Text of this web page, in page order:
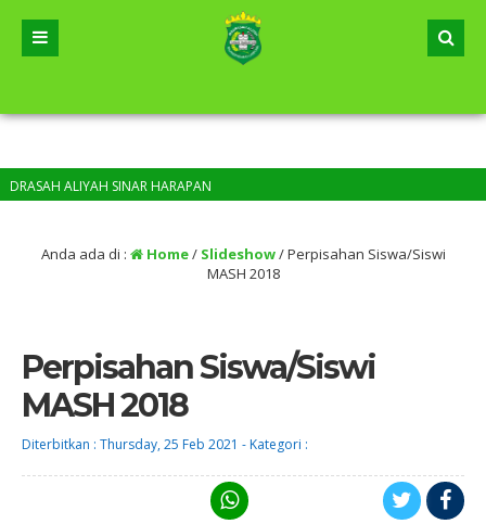
ALIYAH SINAR HARAPAN
Anda ada di : Home/ Slideshow/Perpisahan Siswa/Siswi
MASH 2018
Perpisahan Siswa/Siswi
MASH 2018
Diterbitkan : Thursday, 25 Feb 2021 - Kategori :